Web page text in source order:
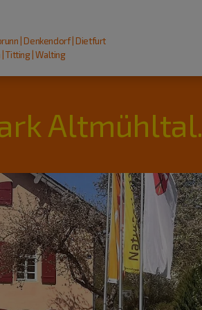
| Denkendorf | Dietfurt
Titting | Walting
Altmühltal.